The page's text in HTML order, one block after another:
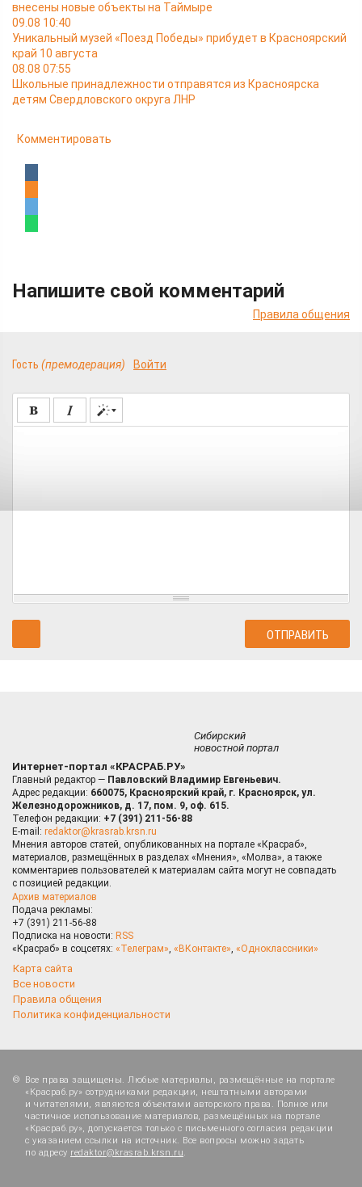
внесены новые объекты на Таймыре
09.08 10:40
Уникальный музей «Поезд Победы» прибудет в Красноярский
край 10 августа
08.08 07:55
Школьные принадлежности отправятся из Красноярска
детям Свердловского округа ЛНР
Комментировать
Напишите свой комментарий
Правила общения
Гость (премодерация) Войти
Сибирский
новостной портал
Интернет-портал «КРАСРАБ.РУ»
Главный редактор — Павловский Владимир Евгеньевич.
Адрес редакции: 660075, Красноярский край, г. Красноярск, ул.
Железнодорожников, д. 17, пом. 9, оф. 615.
Телефон редакции: +7 (391) 211-56-88
E-mail: redaktor@krasrab.krsn.ru
Мнения авторов статей, опубликованных на портале «Красраб»,
материалов, размещённых в разделах «Мнения», «Молва», а также
комментариев пользователей к материалам сайта могут не совпадать
с позицией редакции.
Архив материалов
Подача рекламы:
+7 (391) 211-56-88
Подписка на новости: RSS
«Красраб» в соцсетях: «Телеграм», «ВКонтакте», «Одноклассники»
Карта сайта
Все новости
Правила общения
Политика конфиденциальности
Все права защищены. Любые материалы, размещённые на портале
«Красраб.ру» сотрудниками редакции, нештатными авторами
и читателями, являются объектами авторского права. Полное или
частичное использование материалов, размещённых на портале
«Красраб.ру», допускается только с письменного согласия редакции
с указанием ссылки на источник. Все вопросы можно задать
по адресу redaktor@krasrab.krsn.ru